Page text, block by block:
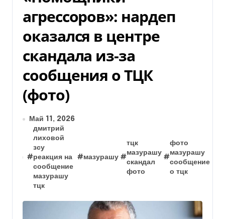
агрессоров»: нардеп
оказался в центре
скандала из-за
сообщения о ТЦК
(фото)
Май 11, 2026
#
дмитрий
лиховой
зсу
реакция на
сообщение
мазурашу
тцк
#мазурашу #
тцк
мазурашу
скандал
фото
#
фото
мазурашу
сообщение
о тцк